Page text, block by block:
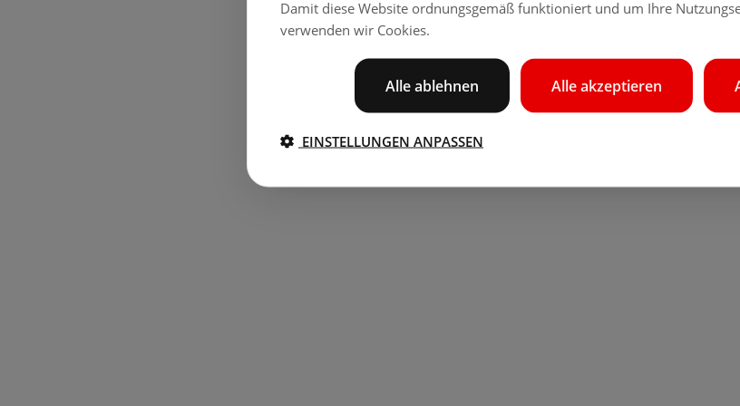
Damit diese Website ordnungsgemäß funktioniert und um Ihre
verwenden wir Cookies.
Alle akzeptieren
Alle ablehnen
EINSTELLUNGEN ANPASSEN